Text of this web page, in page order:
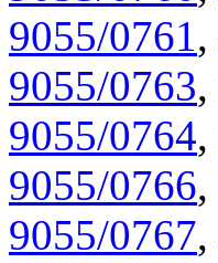
9055/0761,
9055/0763,
9055/0764,
9055/0766,
9055/0767,